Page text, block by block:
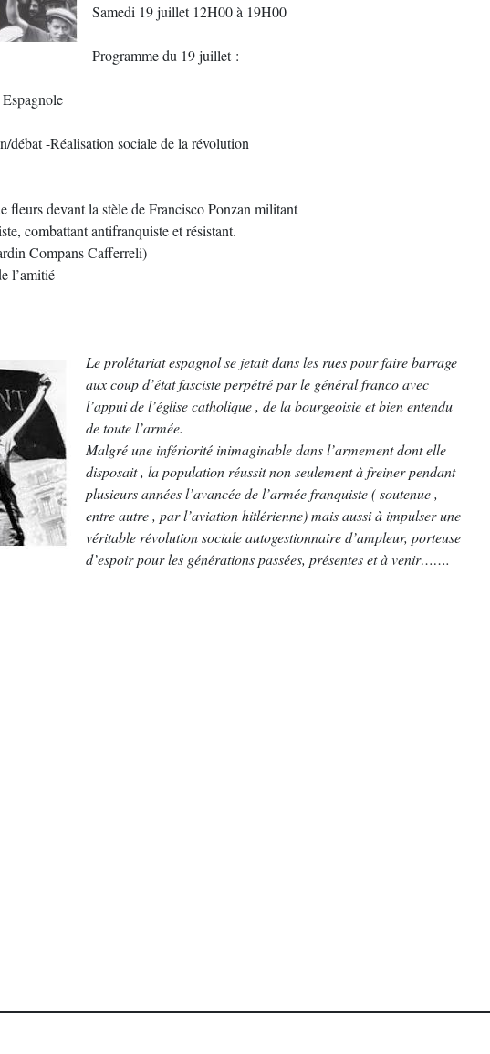
Samedi 19 juillet 12H00 à 19H00
Programme du 19 juillet :
débat -Réalisation sociale de la révolution
fleurs devant la stèle de Francisco Ponzan militant
combattant antifranquiste et résistant.
Compans Cafferreli)
l’amitié
Le prolétariat espagnol se jetait dans les rues pour faire barrage
aux coup d’état fasciste perpétré par le général franco avec
l’appui de l’église catholique , de la bourgeoisie et bien entendu
de toute l’armée.
Malgré une infériorité inimaginable dans l’armement dont elle
disposait , la population réussit non seulement à freiner pendant
plusieurs années l’avancée de l’armée franquiste ( soutenue ,
entre autre , par l’aviation hitlérienne) mais aussi à impulser une
véritable révolution sociale autogestionnaire d’ampleur, porteuse
d’espoir pour les générations passées, présentes et à venir…….